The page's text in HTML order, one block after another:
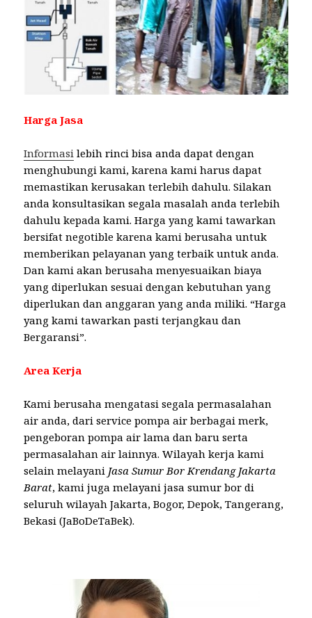
Harga Jasa
Informasi lebih rinci bisa anda dapat dengan
menghubungi kami, karena kami harus dapat
memastikan kerusakan terlebih dahulu. Silakan
anda konsultasikan segala masalah anda terlebih
dahulu kepada kami. Harga yang kami tawarkan
bersifat negotible karena kami berusaha untuk
memberikan pelayanan yang terbaik untuk anda.
Dan kami akan berusaha menyesuaikan biaya
yang diperlukan sesuai dengan kebutuhan yang
diperlukan dan anggaran yang anda miliki. “Harga
yang kami tawarkan pasti terjangkau dan
Bergaransi”.
Area Kerja
Kami berusaha mengatasi segala permasalahan
air anda, dari service pompa air berbagai merk,
pengeboran pompa air lama dan baru serta
permasalahan air lainnya. Wilayah kerja kami
selain melayani Jasa Sumur Bor Krendang Jakarta
Barat, kami juga melayani jasa sumur bor di
seluruh wilayah Jakarta, Bogor, Depok, Tangerang,
Bekasi (JaBoDeTaBek).